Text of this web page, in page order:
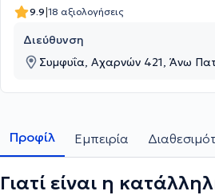
9.9|18 αξιολογήσεις
Διεύθυνση
Συμφυΐα, Αχαρνών 421, Άνω
Προφίλ Εμπειρία
Γιατί είναι η